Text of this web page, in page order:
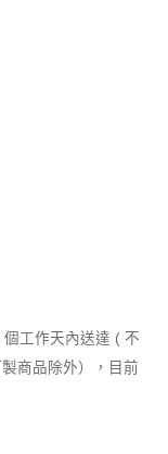
工作天內送達 ( 不
商品除外），目前